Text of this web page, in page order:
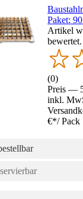
Paket:
Artikel
bewertet.
(0)
Preis —
inkl.
€*/ Pack